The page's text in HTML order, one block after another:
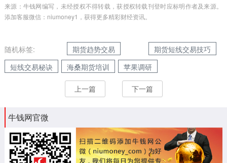
来源：牛钱网编写，未经授权不得转载，获授权转载刊登时应标明作者及来源。
添加客服微信：niumoney1，获得更多精彩财经资讯。
随机标签: 期货趋势交易
期货短线交易技巧
短线交易秘诀
海桑期货培训 苹果调研
上一篇 下一篇
牛钱网官微